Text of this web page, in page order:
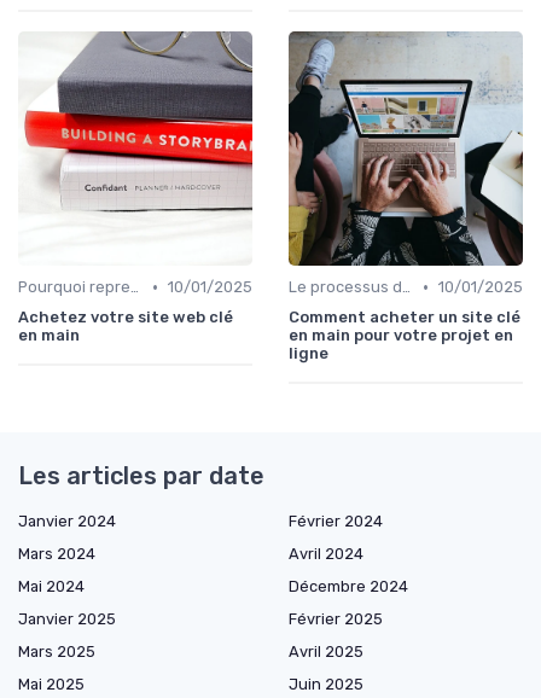
Pourquoi reprendre plutôt que créer • 10/01/2025
Achetez votre site web clé
en main
Le processus d'acquisition • 10/01/2025
Comment acheter un site clé
en main pour votre projet en
ligne
Les articles par date
Janvier 2024
Février 2024
Mars 2024
Avril 2024
Mai 2024
Décembre 2024
Janvier 2025
Février 2025
Mars 2025
Avril 2025
Mai 2025
Juin 2025